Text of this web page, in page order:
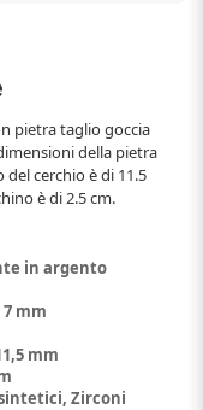
pietra taglio goccia
della pietra
cerchio è di 11.5
è di 2.5 cm.
in argento
mm
mm
Zirconi